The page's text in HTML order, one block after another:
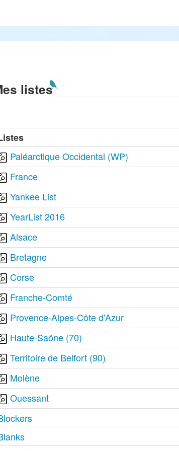
listes
Paléarctique Occidental (WP)
France
Yankee List
YearList 2016
Alsace
Bretagne
Corse
Franche-Comté
Provence-Alpes-Côte d'Azur
Haute-Saône (70)
Territoire de Belfort (90)
Molène
Ouessant